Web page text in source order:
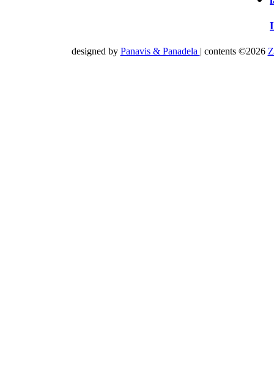
designed by Panavis & Panadela | contents ©2026